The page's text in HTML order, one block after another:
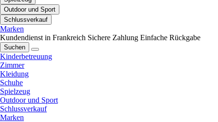
Outdoor und Sport
Schlussverkauf
Marken
Kundendienst in Frankreich Sichere Zahlung Einfache Rückgabe
Suchen
Kinderbetreuung
Zimmer
Kleidung
Schuhe
Spielzeug
Outdoor und Sport
Schlussverkauf
Marken